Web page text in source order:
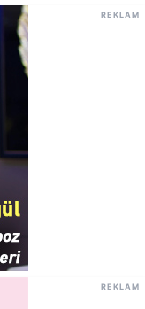
REKLAM
REKLAM